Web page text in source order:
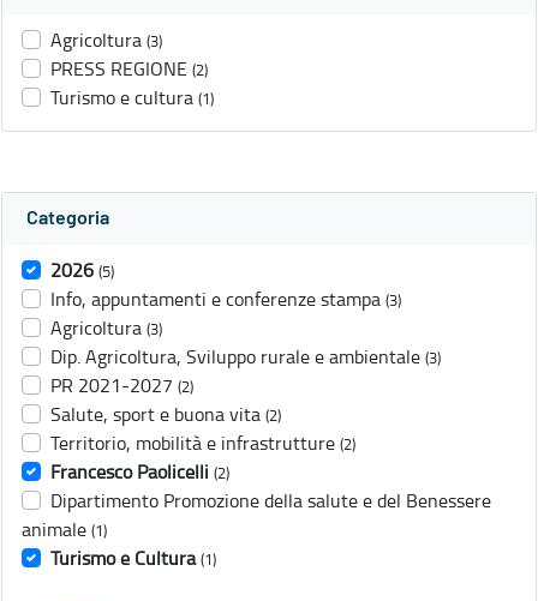
Agricoltura (3)
PRESS REGIONE (2)
Turismo e cultura (1)
Categoria
2026 (5)
Info, appuntamenti e conferenze stampa (3)
Agricoltura (3)
Dip. Agricoltura, Sviluppo rurale e ambientale (3)
PR 2021-2027 (2)
Salute, sport e buona vita (2)
Territorio, mobilità e infrastrutture (2)
Francesco Paolicelli (2)
Dipartimento Promozione della salute e del Benessere
animale (1)
Turismo e Cultura (1)